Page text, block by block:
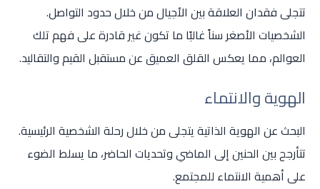
تتجلى فقدان العلاقة بين الأجيال من خلال حدود التواصل.
الشخصيات الأصغر سناً غالبًا ما تكون غير قادرة على فهم تلك
العوالم، مما يعكس القلق العميق عن مستقبل القيم والتقاليد.
الهوية والانتماء
البحث عن الهوية الذاتية يتجلى من خلال رحلة الشخصية الرئيسية.
تتأرجح بين الحنين إلى الماضي وتحديات الحاضر، ما يسلط الضوء
على أهمية الانتماء للمجتمع.